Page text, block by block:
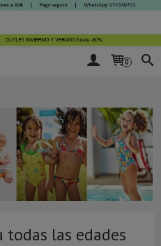
0
todas las edades